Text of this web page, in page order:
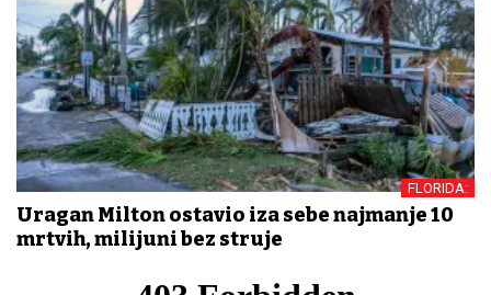
FLORIDA:
Uragan Milton ostavio iza sebe najmanje 10
mrtvih, milijuni bez struje